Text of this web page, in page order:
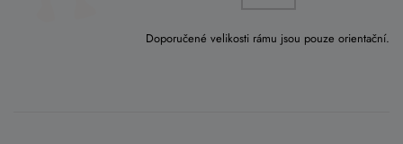
Doporučené velikosti rámu jsou pouze orientační.